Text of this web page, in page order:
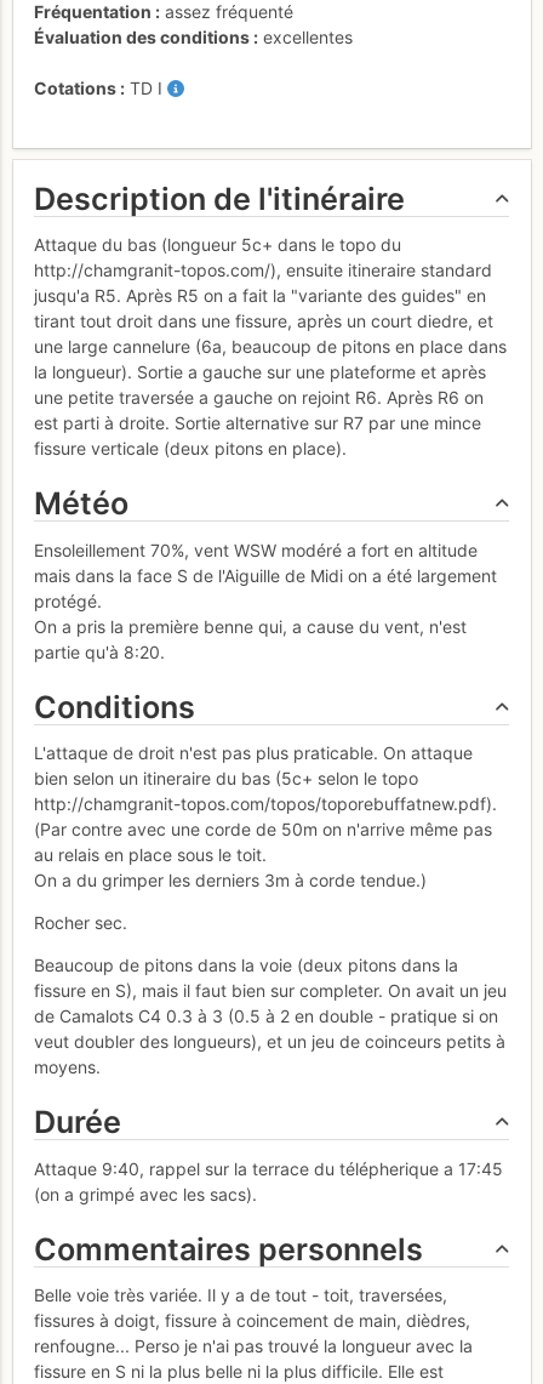
Fréquentation
assez fréquenté
Évaluation des conditions
excellentes
Cotations TD I
Description de l'itinéraire
Attaque du bas (longueur 5c+ dans le topo du
http://chamgranit-topos.com/), ensuite itineraire standard
jusqu'a R5. Après R5 on a fait la "variante des guides" en
tirant tout droit dans une fissure, après un court diedre, et
une large cannelure (6a, beaucoup de pitons en place dans
la longueur). Sortie a gauche sur une plateforme et après
une petite traversée a gauche on rejoint R6. Après R6 on
est parti à droite. Sortie alternative sur R7 par une mince
fissure verticale (deux pitons en place).
Météo
Ensoleillement 70%, vent WSW modéré a fort en altitude
mais dans la face S de l'Aiguille de Midi on a été largement
protégé.
On a pris la première benne qui, a cause du vent, n'est
partie qu'à 8:20.
Conditions
L'attaque de droit n'est pas plus praticable. On attaque
bien selon un itineraire du bas (5c+ selon le topo
http://chamgranit-topos.com/topos/toporebuffatnew.pdf).
(Par contre avec une corde de 50m on n'arrive même pas
au relais en place sous le toit.
On a du grimper les derniers 3m à corde tendue.)
Rocher sec.
Beaucoup de pitons dans la voie (deux pitons dans la
fissure en S), mais il faut bien sur completer. On avait un jeu
de Camalots C4 0.3 à 3 (0.5 à 2 en double - pratique si on
veut doubler des longueurs), et un jeu de coinceurs petits à
moyens.
Durée
Attaque 9:40, rappel sur la terrace du télépherique a 17:45
(on a grimpé avec les sacs).
Commentaires personnels
Belle voie très variée. Il y a de tout - toit, traversées,
fissures à doigt, fissure à coincement de main, dièdres,
renfougne... Perso je n'ai pas trouvé la longueur avec la
fissure en S ni la plus belle ni la plus difficile. Elle est